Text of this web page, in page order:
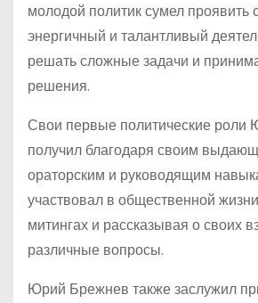
молодой политик сумел проявить
энергичный и талантливый
решать сложные задачи и
решения.
Свои первые политические
получил благодаря своим
ораторским и руководящим
участвовал в общественной
митингах и рассказывая о своих
различные вопросы.
Юрий Брежнев также заслужил